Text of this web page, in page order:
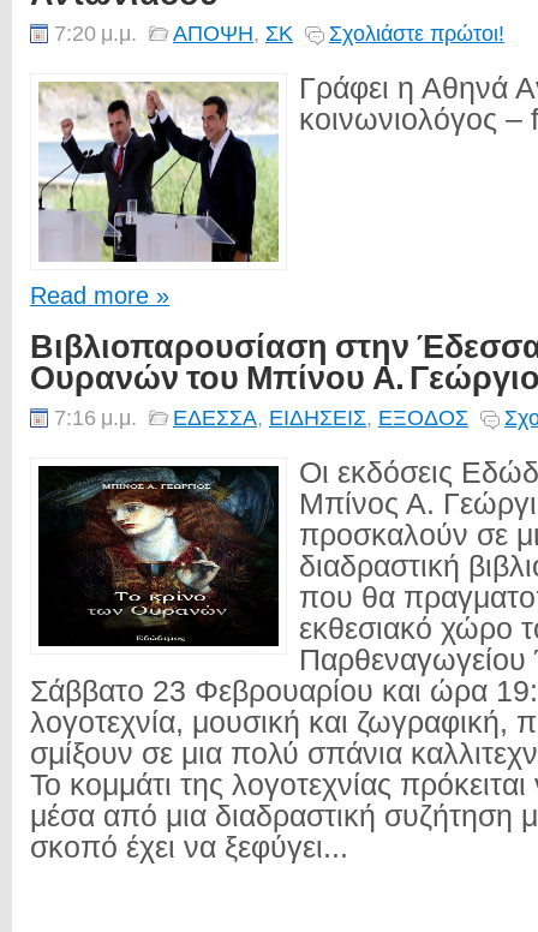
7:20 μ.μ. ΑΠΟΨΗ, ΣΚ Σχολιάστε πρώτοι!
Γράφει η Αθηνά
κοινωνιολόγος
Read more »
Βιβλιοπαρουσίαση στην
Ουρανών του Μπίνου Α.
7:16 μ.μ. ΕΔΕΣΣΑ, ΕΙΔΗΣΕΙΣ, ΕΞΟΔΟΣ
Oι εκδόσεις
Μπίνος Α.
προσκαλούν σε
διαδραστική
που θα
εκθεσιακό χώρο
Σάββατο 23 Φεβρουαρίου και ώρα
λογοτεχνία, μουσική και ζωγραφική,
σμίξουν σε μια πολύ σπάνια
Το κομμάτι της λογοτεχνίας
μέσα από μια διαδραστική συζήτηση
σκοπό έχει να ξεφύγει...